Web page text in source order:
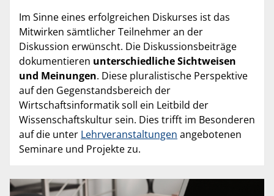
Im Sinne eines erfolgreichen Diskurses ist das
Mitwirken sämtlicher Teilnehmer an der
Diskussion erwünscht. Die Diskussionsbeiträge
dokumentieren unterschiedliche Sichtweisen
und Meinungen. Diese pluralistische Perspektive
auf den Gegenstandsbereich der
Wirtschaftsinformatik soll ein Leitbild der
Wissenschaftskultur sein. Dies trifft im Besonderen
auf die unter Lehrveranstaltungen angebotenen
Seminare und Projekte zu.